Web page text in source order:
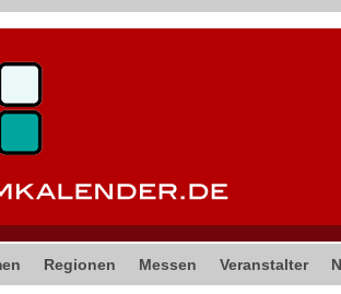
Regionen Messen Veranstalter